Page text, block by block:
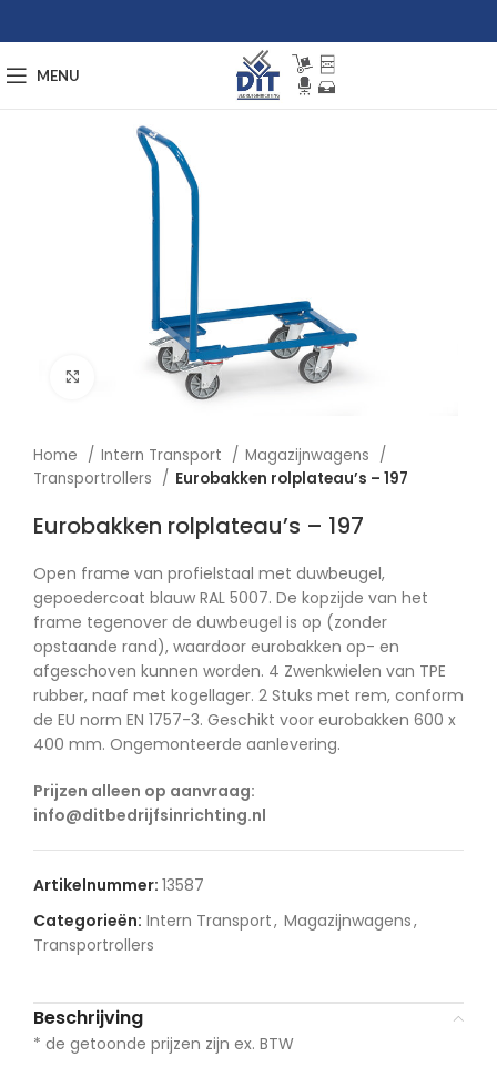
MENU
Afbeelding vergroten
Home Intern Transport
Magazijnwagens
Transportrollers
Eurobakken rolplateau’s – 197
Eurobakken rolplateau’s – 197
Open frame van profielstaal met duwbeugel,
gepoedercoat blauw RAL 5007. De kopzijde van het
frame tegenover de duwbeugel is op (zonder
opstaande rand), waardoor eurobakken op- en
afgeschoven kunnen worden. 4 Zwenkwielen van TPE
rubber, naaf met kogellager. 2 Stuks met rem, conform
de EU norm EN 1757-3. Geschikt voor eurobakken 600 x
400 mm. Ongemonteerde aanlevering.
Prijzen alleen op aanvraag:
info@ditbedrijfsinrichting.nl
Artikelnummer: 13587
Categorieën: Intern Transport, Magazijnwagens,
Transportrollers
Beschrijving
* de getoonde prijzen zijn ex. BTW